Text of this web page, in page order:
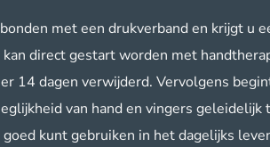
met een drukverband en krijgt u
direct gestart worden met
14 dagen verwijderd. Vervolgens
van hand en vingers geleidelijk
kunt gebruiken in het dagelijks